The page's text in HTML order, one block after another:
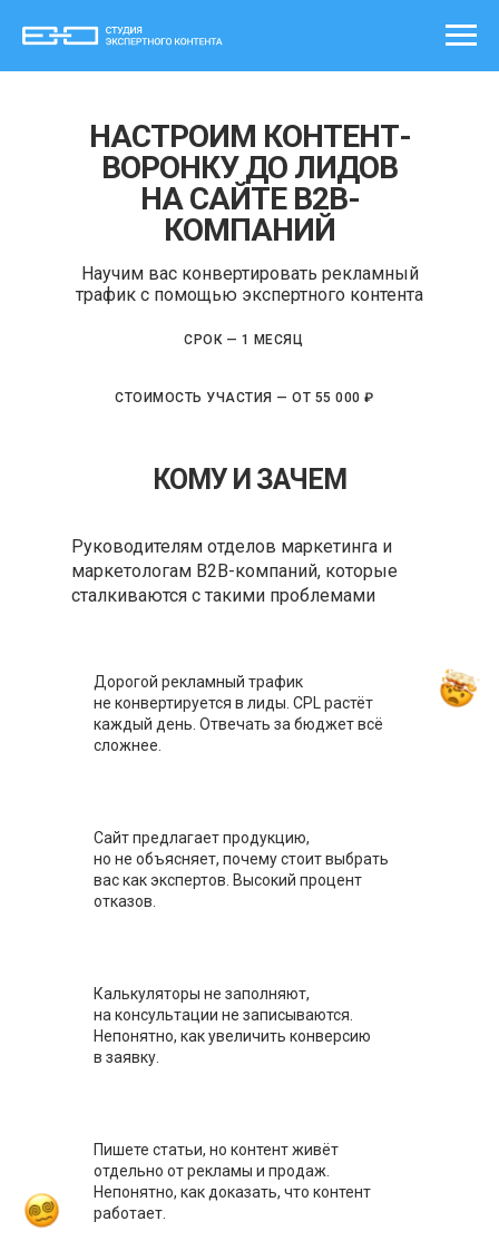
НАСТРОИМ КОНТЕНТ-
ВОРОНКУ ДО ЛИДОВ
НА САЙТЕ В2В-
КОМПАНИЙ
Научим вас конвертировать рекламный
трафик с помощью экспертного контента
СРОК — 1 МЕСЯЦ
СТОИМОСТЬ УЧАСТИЯ — ОТ 55 000 ₽
КОМУ И ЗАЧЕМ
Руководителям отделов маркетинга и
маркетологам В2В-компаний, которые
сталкиваются с такими проблемами
Дорогой рекламный трафик
не конвертируется в лиды. CPL растёт
каждый день. Отвечать за бюджет всё
сложнее.
Сайт предлагает продукцию,
но не объясняет, почему стоит выбрать
вас как экспертов. Высокий процент
отказов.
Калькуляторы не заполняют,
на консультации не записываются.
Непонятно, как увеличить конверсию
в заявку.
Пишете статьи, но контент живёт
отдельно от рекламы и продаж.
Непонятно, как доказать, что контент
работает.